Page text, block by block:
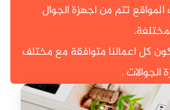
تتم من اجهزة الجوال
كل اعمالنا متوافقة مع مختلف
الجوالات .